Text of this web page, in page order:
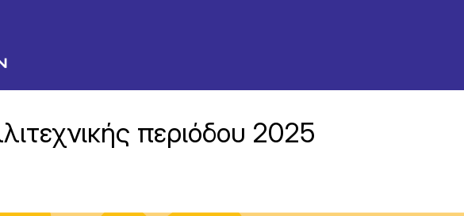
περιόδου 2025